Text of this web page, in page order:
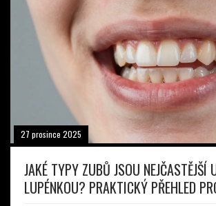
27 prosince 2025
JAKÉ TYPY ZUBŮ JSOU NEJČASTĚJŠÍ
LUPÉNKOU? PRAKTICKÝ PŘEHLED